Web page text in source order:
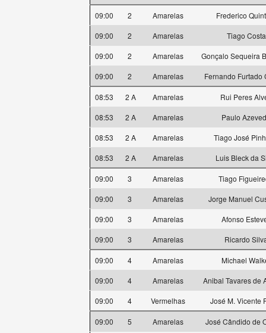
09:00 2 Amarelas
Frederico
09:00
2 Amarelas
Tiago Costa
09:00
2 Amarelas
Gonçalo Sequeira
09:00
2 Amarelas Fernando Furtado
08:53 2 A Amarelas
Rui Peres
08:53
2 A Amarelas
Paulo
08:53
2 A Amarelas
Tiago José
08:53
2 A Amarelas Luis Bleck da
09:00 3 Amarelas
Tiago
09:00
3 Amarelas
Jorge Manuel
09:00
3 Amarelas
Afonso
09:00
3 Amarelas Ricardo
09:00 4 Amarelas
Michael
09:00
4 Amarelas
Anibal Tavares de
09:00
4 Vermelhas José M. Vicente
09:00 5 Amarelas
José Cândido de